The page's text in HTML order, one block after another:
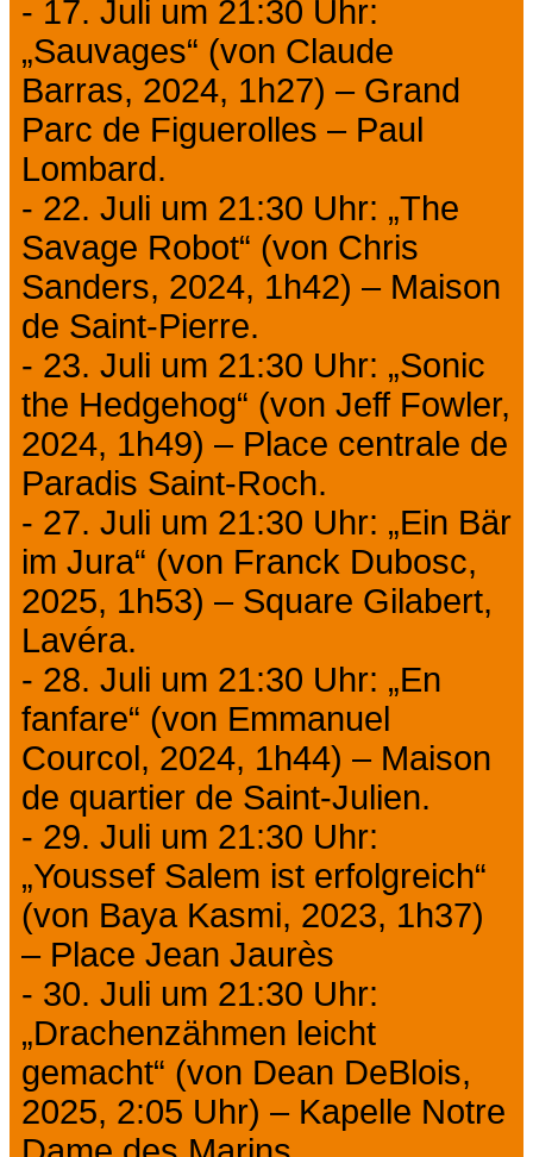
- 17. Juli um 21:30 Uhr:
„Sauvages“ (von Claude
Barras, 2024, 1h27) – Grand
Parc de Figuerolles – Paul
Lombard.
- 22. Juli um 21:30 Uhr: „The
Savage Robot“ (von Chris
Sanders, 2024, 1h42) – Maison
de Saint-Pierre.
- 23. Juli um 21:30 Uhr: „Sonic
the Hedgehog“ (von Jeff Fowler,
2024, 1h49) – Place centrale de
Paradis Saint-Roch.
- 27. Juli um 21:30 Uhr: „Ein Bär
im Jura“ (von Franck Dubosc,
2025, 1h53) – Square Gilabert,
Lavéra.
- 28. Juli um 21:30 Uhr: „En
fanfare“ (von Emmanuel
Courcol, 2024, 1h44) – Maison
de quartier de Saint-Julien.
- 29. Juli um 21:30 Uhr:
„Youssef Salem ist erfolgreich“
(von Baya Kasmi, 2023, 1h37)
– Place Jean Jaurès
- 30. Juli um 21:30 Uhr:
„Drachenzähmen leicht
gemacht“ (von Dean DeBlois,
2025, 2:05 Uhr) – Kapelle Notre